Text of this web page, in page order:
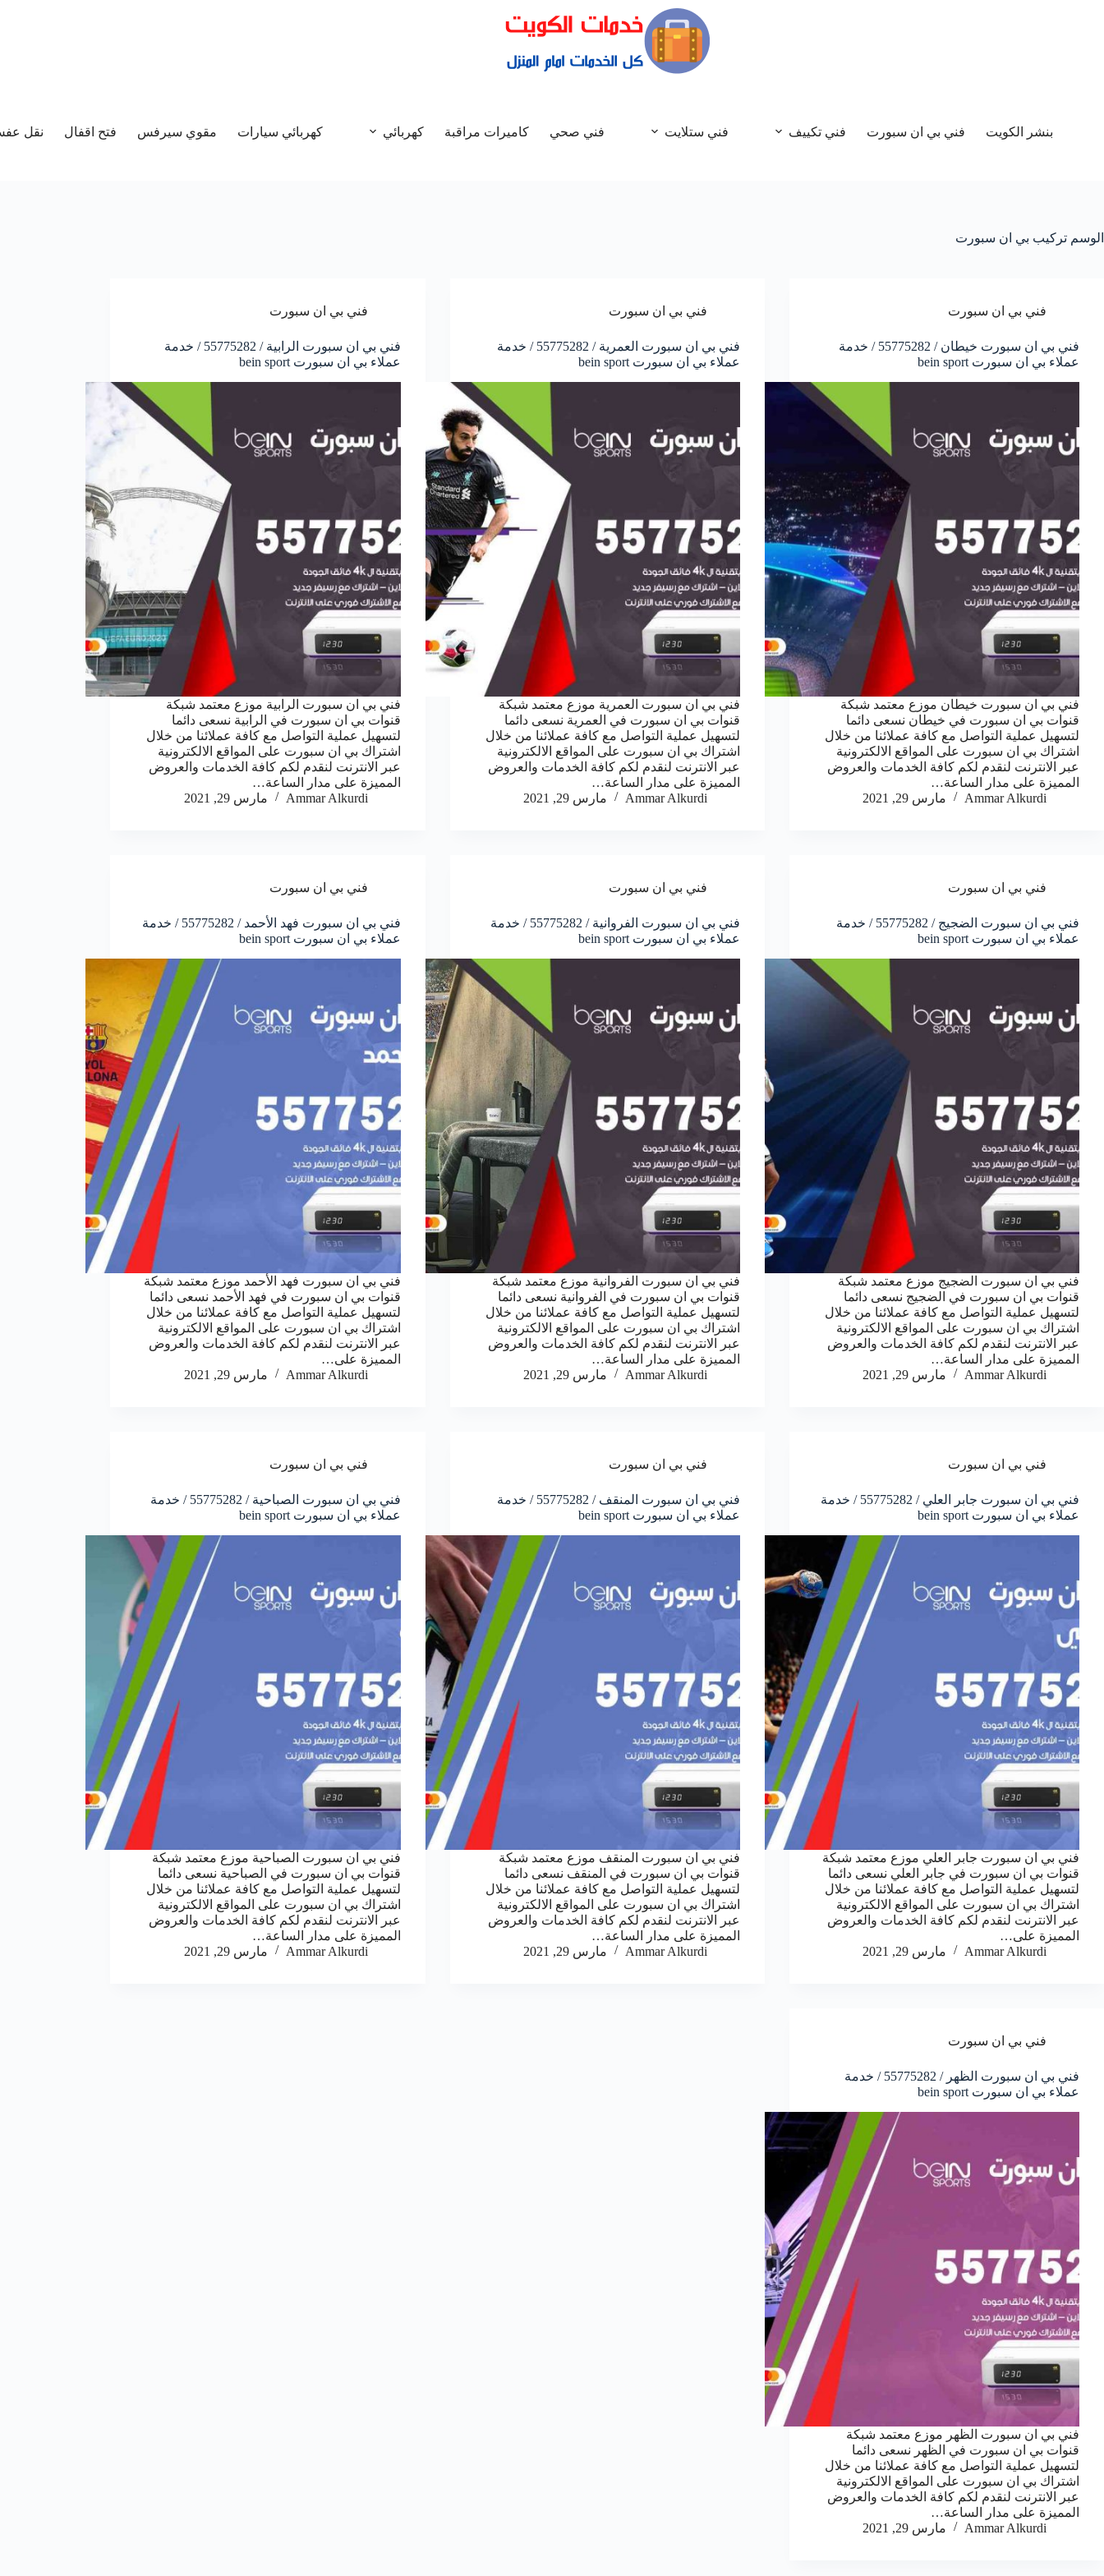
بنشر الكويت فني بي ان سبورت فني تكييف فني ستلايت فني صحي كاميرات مراقبة كهربائي كهربائي سيارات مقوي سيرفس فتح اقفال نقل
الوسم تركيب بي ان سبورت
فني بي ان سبورت
فني بي ان سبورت خيطان / 55775282 / خدمة
عملاء بي ان سبورت bein sport
فني بي ان سبورت خيطان موزع معتمد شبكة
قنوات بي ان سبورت في خيطان نسعى دائما
لتسهيل عملية التواصل مع كافة عملائنا من خلال
اشتراك بي ان سبورت على المواقع الالكترونية
عبر الانترنت لنقدم لكم كافة الخدمات والعروض
المميزة على مدار الساعة…
Ammar Alkurdi
مارس 29, 2021
فني بي ان سبورت
فني بي ان سبورت العمرية / 55775282 / خدمة
عملاء بي ان سبورت bein sport
فني بي ان سبورت العمرية موزع معتمد شبكة
قنوات بي ان سبورت في العمرية نسعى دائما
لتسهيل عملية التواصل مع كافة عملائنا من خلال
اشتراك بي ان سبورت على المواقع الالكترونية
عبر الانترنت لنقدم لكم كافة الخدمات والعروض
المميزة على مدار الساعة…
Ammar Alkurdi
مارس 29, 2021
فني بي ان سبورت
فني بي ان سبورت الرابية / 55775282 / خدمة
عملاء بي ان سبورت bein sport
فني بي ان سبورت الرابية موزع معتمد شبكة
قنوات بي ان سبورت في الرابية نسعى دائما
لتسهيل عملية التواصل مع كافة عملائنا من خلال
اشتراك بي ان سبورت على المواقع الالكترونية
عبر الانترنت لنقدم لكم كافة الخدمات والعروض
المميزة على مدار الساعة…
Ammar Alkurdi
مارس 29, 2021
فني بي ان سبورت
فني بي ان سبورت الضجيج / 55775282 / خدمة
عملاء بي ان سبورت bein sport
فني بي ان سبورت الضجيج موزع معتمد شبكة
قنوات بي ان سبورت في الضجيج نسعى دائما
لتسهيل عملية التواصل مع كافة عملائنا من خلال
اشتراك بي ان سبورت على المواقع الالكترونية
عبر الانترنت لنقدم لكم كافة الخدمات والعروض
المميزة على مدار الساعة…
Ammar Alkurdi
مارس 29, 2021
فني بي ان سبورت
فني بي ان سبورت الفروانية / 55775282 / خدمة
عملاء بي ان سبورت bein sport
فني بي ان سبورت الفروانية موزع معتمد شبكة
قنوات بي ان سبورت في الفروانية نسعى دائما
لتسهيل عملية التواصل مع كافة عملائنا من خلال
اشتراك بي ان سبورت على المواقع الالكترونية
عبر الانترنت لنقدم لكم كافة الخدمات والعروض
المميزة على مدار الساعة…
Ammar Alkurdi
مارس 29, 2021
فني بي ان سبورت
فني بي ان سبورت فهد الأحمد / 55775282 / خدمة
عملاء بي ان سبورت bein sport
فني بي ان سبورت فهد الأحمد موزع معتمد شبكة
قنوات بي ان سبورت في فهد الأحمد نسعى دائما
لتسهيل عملية التواصل مع كافة عملائنا من خلال
اشتراك بي ان سبورت على المواقع الالكترونية
عبر الانترنت لنقدم لكم كافة الخدمات والعروض
المميزة على…
Ammar Alkurdi
مارس 29, 2021
فني بي ان سبورت
فني بي ان سبورت جابر العلي / 55775282 / خدمة
عملاء بي ان سبورت bein sport
فني بي ان سبورت جابر العلي موزع معتمد شبكة
قنوات بي ان سبورت في جابر العلي نسعى دائما
لتسهيل عملية التواصل مع كافة عملائنا من خلال
اشتراك بي ان سبورت على المواقع الالكترونية
عبر الانترنت لنقدم لكم كافة الخدمات والعروض
المميزة على…
Ammar Alkurdi
مارس 29, 2021
فني بي ان سبورت
فني بي ان سبورت المنقف / 55775282 / خدمة
عملاء بي ان سبورت bein sport
فني بي ان سبورت المنقف موزع معتمد شبكة
قنوات بي ان سبورت في المنقف نسعى دائما
لتسهيل عملية التواصل مع كافة عملائنا من خلال
اشتراك بي ان سبورت على المواقع الالكترونية
عبر الانترنت لنقدم لكم كافة الخدمات والعروض
المميزة على مدار الساعة…
Ammar Alkurdi
مارس 29, 2021
فني بي ان سبورت
فني بي ان سبورت الصباحية / 55775282 / خدمة
عملاء بي ان سبورت bein sport
فني بي ان سبورت الصباحية موزع معتمد شبكة
قنوات بي ان سبورت في الصباحية نسعى دائما
لتسهيل عملية التواصل مع كافة عملائنا من خلال
اشتراك بي ان سبورت على المواقع الالكترونية
عبر الانترنت لنقدم لكم كافة الخدمات والعروض
المميزة على مدار الساعة…
Ammar Alkurdi
مارس 29, 2021
فني بي ان سبورت
فني بي ان سبورت الظهر / 55775282 / خدمة
عملاء بي ان سبورت bein sport
فني بي ان سبورت الظهر موزع معتمد شبكة
قنوات بي ان سبورت في الظهر نسعى دائما
لتسهيل عملية التواصل مع كافة عملائنا من خلال
اشتراك بي ان سبورت على المواقع الالكترونية
عبر الانترنت لنقدم لكم كافة الخدمات والعروض
المميزة على مدار الساعة…
Ammar Alkurdi
مارس 29, 2021